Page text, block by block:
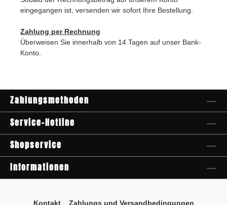
eingegangen ist, versenden wir sofort Ihre Bestellung.
Zahlung per Rechnung
Überweisen Sie innerhalb von 14 Tagen auf unser Bank-
Konto.
Zahlungsmethoden
Service-Hotline
Shopservice
Informationen
Kontakt Zahlungs und Versandbedingungen